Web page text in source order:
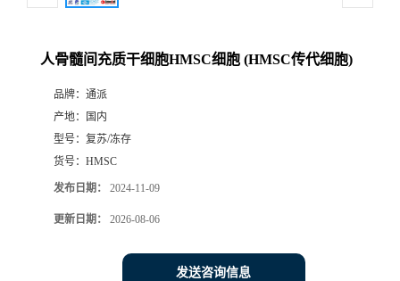
人骨髓间充质干细胞HMSC细胞 (HMSC传代细胞)
品牌： 通派
产地：
国内
型号： 复苏/冻存
货号： HMSC
发布日期： 2024-11-09
更新日期： 2026-08-06
发送咨询信息